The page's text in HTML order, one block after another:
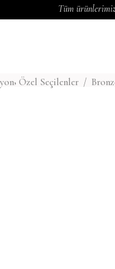
Tüm
, Özel Seçilenler /